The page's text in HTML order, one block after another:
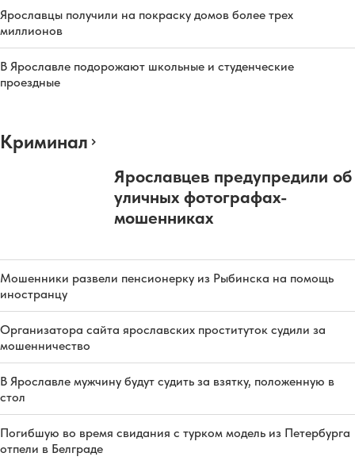
Ярославцы получили на покраску домов более трех
миллионов
В Ярославле подорожают школьные и студенческие
проездные
Криминал
Ярославцев предупредили об
уличных фотографах-
мошенниках
Мошенники развели пенсионерку из Рыбинска на помощь
иностранцу
Организатора сайта ярославских проституток судили за
мошенничество
В Ярославле мужчину будут судить за взятку, положенную в
стол
Погибшую во время свидания с турком модель из Петербурга
отпели в Белграде